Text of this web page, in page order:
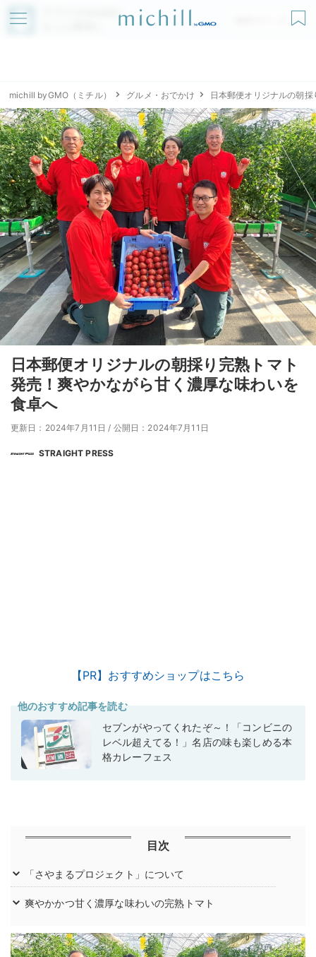
アプリでmichillが
無料ダウンロード
michill byGMO（ミチル） グルメ・おでかけ 日本郵便オリジナルの朝
日本郵便オリジナルの朝採り完熟トマト
発売！爽やかながら甘く濃厚な味わいを
食卓へ
更新日：2024年7月11日 / 公開日：2024年7月11日
STRAIGHT PRESS
【PR】おすすめショップはこちら
他のおすすめ記事を読む
セブンがやってくれたぞ～！「コンビニの
レベル超えてる！」名店の味も楽しめる本
格カレーフェス
目次
「さやまるプロジェクト」について
爽やかかつ甘く濃厚な味わいの完熟トマト